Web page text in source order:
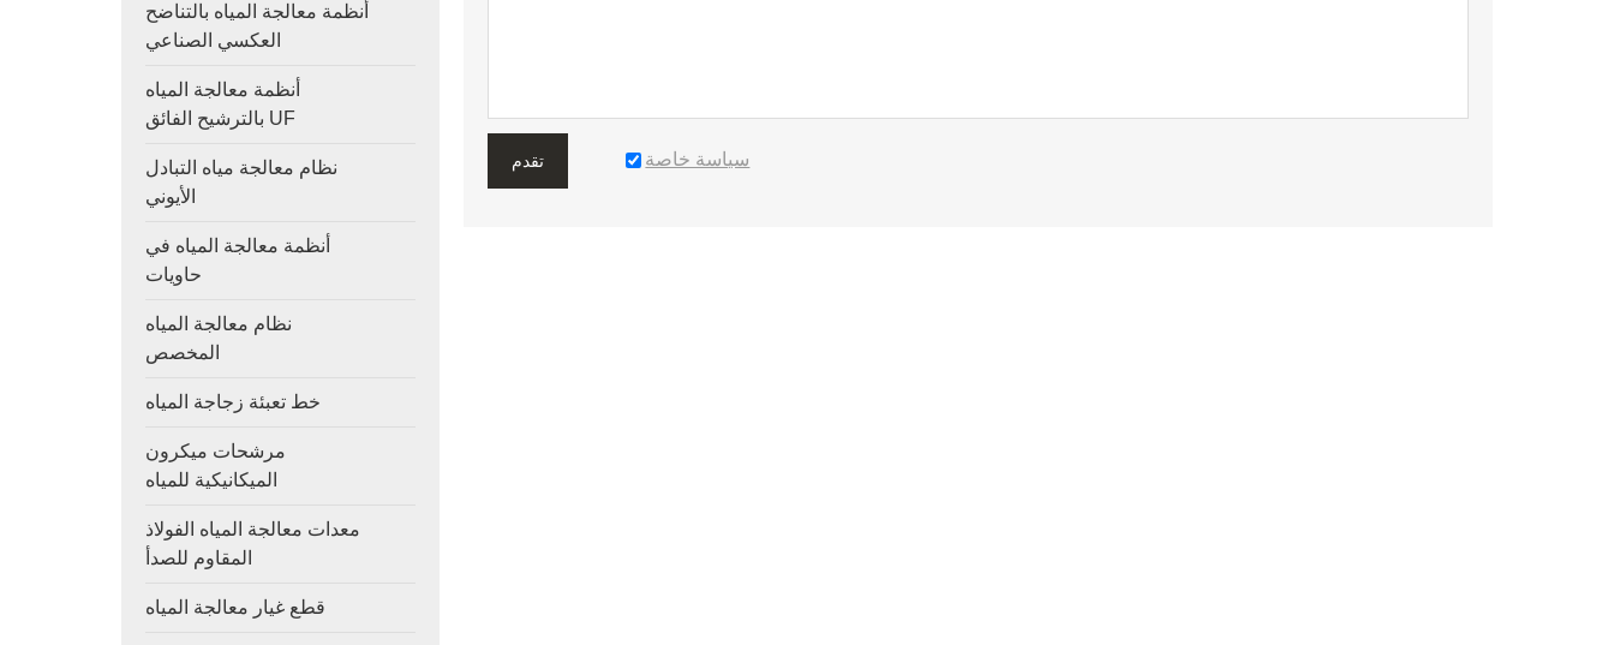
أنظمة معالجة المياه بالتناضح
العكسي الصناعي
أنظمة معالجة المياه
بالترشيح الفائق UF
نظام معالجة مياه التبادل
الأيوني
أنظمة معالجة المياه في
حاويات
نظام معالجة المياه
المخصص
خط تعبئة زجاجة المياه
مرشحات ميكرون
الميكانيكية للمياه
معدات معالجة المياه الفولاذ
المقاوم للصدأ
قطع غيار معالجة المياه
تقدم سياسة خاصة